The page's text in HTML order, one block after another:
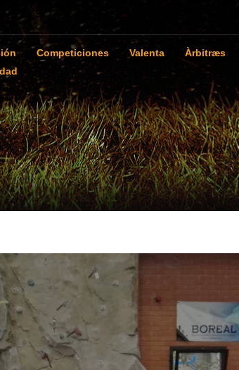
Competiciones Valenta Àrbitræs